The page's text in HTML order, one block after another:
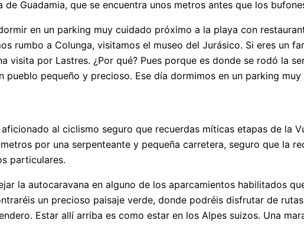
Guadamia, que se encuentra unos metros antes que los
en un parking muy cuidado próximo a la playa con
rumbo a Colunga, visitamos el museo del Jurásico. Si eres un
visita por Lastres. ¿Por qué? Pues porque es donde se rodó la
pequeño y precioso. Ese día dormimos en un parking
aficionado al ciclismo seguro que recuerdas míticas etapas de la
por una serpenteante y pequeña carretera, seguro que la
particulares.
la autocaravana en alguno de los aparcamientos habilitados
un precioso paisaje verde, donde podréis disfrutar de
Estar allí arriba es como estar en los Alpes suizos. Una